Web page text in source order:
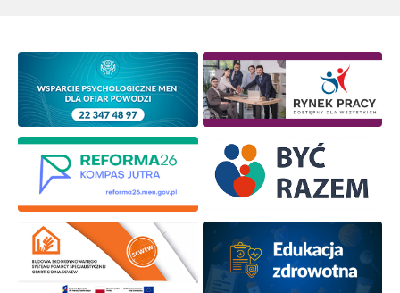
Wyrażam zgodę na przetwarzanie moich danych
osobowych przez ORE w celach marketingowych.
Zapisuję się